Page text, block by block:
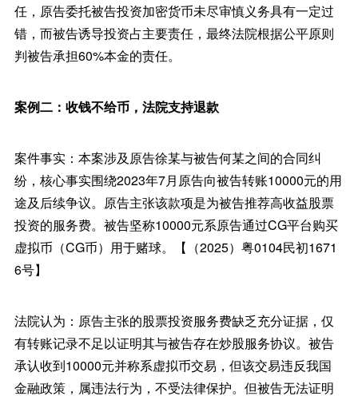
任，原告委托被告投资加密货币未尽审慎义务具有一定过
错，而被告诱导投资占主要责任，最终法院根据公平原则
判被告承担60%本金的责任。
案例二：收钱不给币，法院支持退款
案件事实：本案涉及原告徐某与被告何某之间的合同纠
纷，核心事实围绕2023年7月原告向被告转账10000元的用
途及后续争议。原告主张该款项是为被告推荐高收益股票
投资的服务费。被告坚称10000元系原告通过CG平台购买
虚拟币（CG币）用于赌球。【（2025）粤0104民初1671
6号】
法院认为：原告主张的股票投资服务费缺乏充分证据，仅
有转账记录不足以证明其与被告存在炒股服务协议。被告
承认收到10000元并称系虚拟币交易，但该交易违反我国
金融政策，属违法行为，不受法律保护。但被告无法证明